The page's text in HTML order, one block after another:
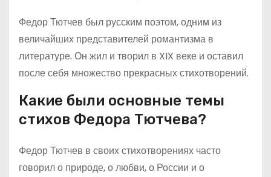
Федор Тютчев был русским поэтом, одним из
величайших представителей романтизма в
литературе. Он жил и творил в XIX веке и оставил
после себя множество прекрасных стихотворений.
Какие были основные темы
стихов Федора Тютчева?
Федор Тютчев в своих стихотворениях часто
говорил о природе, о любви, о России и о